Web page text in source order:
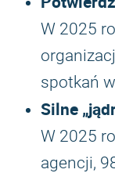
W 2025
spotkań
Silne
W 2025
agencji,